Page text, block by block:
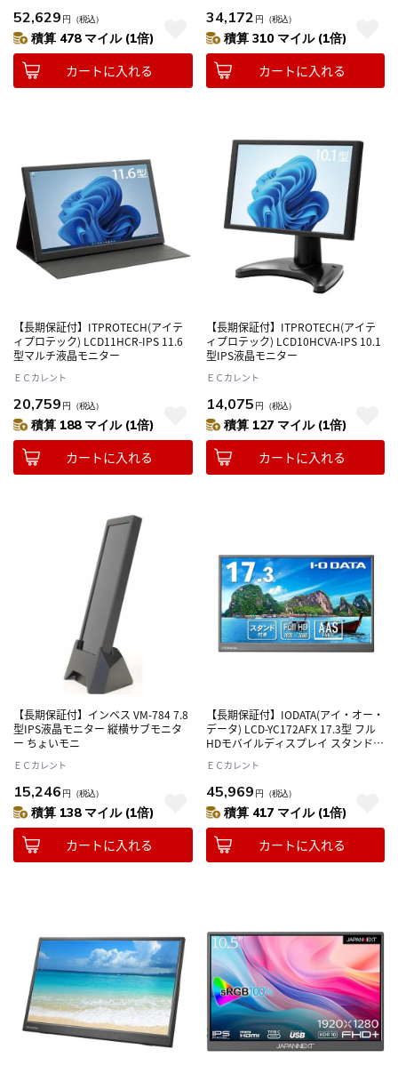
52,629 円 （税込）
積算 478 マイル (1倍)
カートに入れる
34,172 円 （税込）
積算 310 マイル (1倍)
カートに入れる
【長期保証付】ITPROTECH(アイテ
ィプロテック) LCD11HCR-IPS 11.6
型マルチ液晶モニター
ＥＣカレント
20,759 円 （税込）
積算 188 マイル (1倍)
カートに入れる
【長期保証付】ITPROTECH(アイテ
ィプロテック) LCD10HCVA-IPS 10.1
型IPS液晶モニター
ＥＣカレント
14,075 円 （税込）
積算 127 マイル (1倍)
カートに入れる
【長期保証付】インベス VM-784 7.8
型IPS液晶モニター 縦横サブモニタ
ー ちょいモニ
ＥＣカレント
15,246 円 （税込）
積算 138 マイル (1倍)
カートに入れる
【長期保証付】IODATA(アイ・オー・
データ) LCD-YC172AFX 17.3型 フル
HDモバイルディスプレイ スタンドセ
ＥＣカレント
45,969 円 （税込）
積算 417 マイル (1倍)
カートに入れる